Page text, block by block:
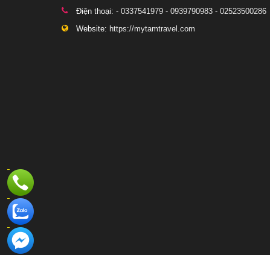
Điện thoại: - 0337541979 - 0939790983 - 02523500286
Website: https://mytamtravel.com